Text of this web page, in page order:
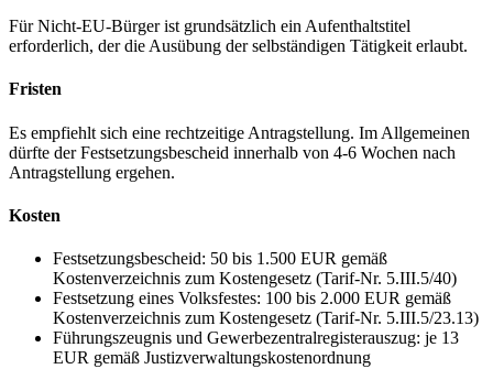
Für Nicht-EU-Bürger ist grundsätzlich ein Aufenthaltstitel
erforderlich, der die Ausübung der selbständigen Tätigkeit erlaubt.
Fristen
Es empfiehlt sich eine rechtzeitige Antragstellung. Im Allgemeinen
dürfte der Festsetzungsbescheid innerhalb von 4-6 Wochen nach
Antragstellung ergehen.
Kosten
Festsetzungsbescheid: 50 bis 1.500 EUR gemäß
Kostenverzeichnis zum Kostengesetz (Tarif-Nr. 5.III.5/40)
Festsetzung eines Volksfestes: 100 bis 2.000 EUR gemäß
Kostenverzeichnis zum Kostengesetz (Tarif-Nr. 5.III.5/23.13)
Führungszeugnis und Gewerbezentralregisterauszug: je 13
EUR gemäß Justizverwaltungskostenordnung